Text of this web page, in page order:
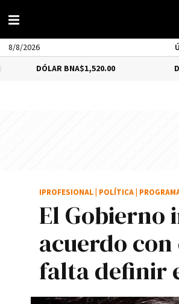
8/8/2026
DÓLAR BNA$1,520.00 DÓLAR
El Gobierno
acuerdo
falta definir
IPROFESIONAL POLÍTICA